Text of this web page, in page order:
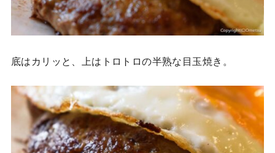
底はカリッと、上はトロトロの半熟な目玉焼き。